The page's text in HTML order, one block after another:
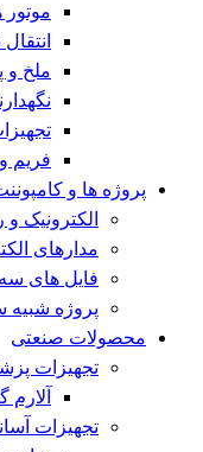
موتور
ملخ و
فریم
پروژه ها و
الکترونیک و
مدارهای
فایل های
پروژه شبیه
محصولات صنعتی
تجهیزات
تجهیزات